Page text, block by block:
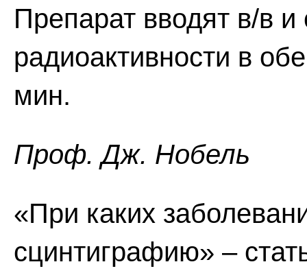
Препарат вводят в/в
радиоактивности в
мин.
Проф. Дж. Нобель
«При каких
сцинтиграфию» –